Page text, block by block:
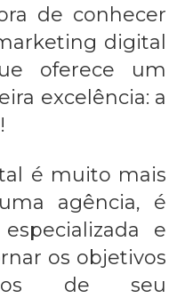
de conhecer
digital
oferece um
excelência: a
é muito mais
agência, é
e
os objetivos
de seu